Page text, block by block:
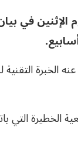
في
لما أسفرت عنه الخبرة
الخطيرة التي